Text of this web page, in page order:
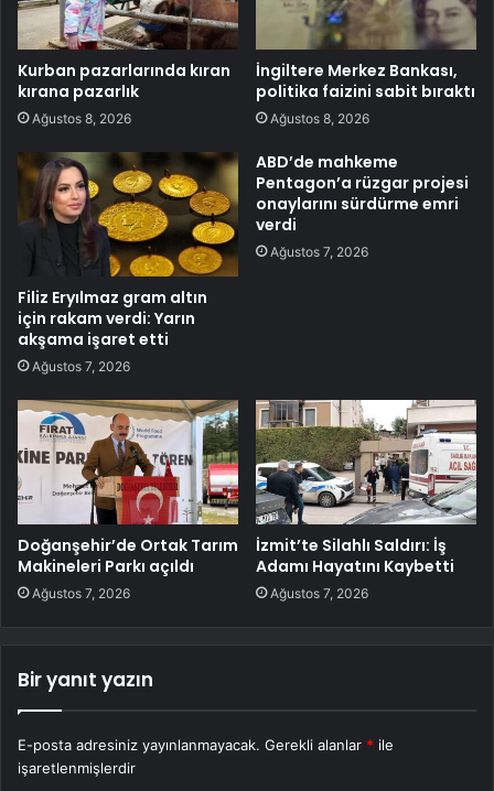
Kurban pazarlarında kıran
kırana pazarlık
Ağustos 8, 2026
İngiltere Merkez Bankası,
politika faizini sabit bıraktı
Ağustos 8, 2026
Filiz Eryılmaz gram altın
için rakam verdi: Yarın
akşama işaret etti
Ağustos 7, 2026
ABD’de mahkeme
Pentagon’a rüzgar projesi
onaylarını sürdürme emri
verdi
Ağustos 7, 2026
Doğanşehir’de Ortak Tarım
Makineleri Parkı açıldı
Ağustos 7, 2026
İzmit’te Silahlı Saldırı: İş
Adamı Hayatını Kaybetti
Ağustos 7, 2026
Bir yanıt yazın
E-posta adresiniz yayınlanmayacak. Gerekli alanlar * ile
işaretlenmişlerdir